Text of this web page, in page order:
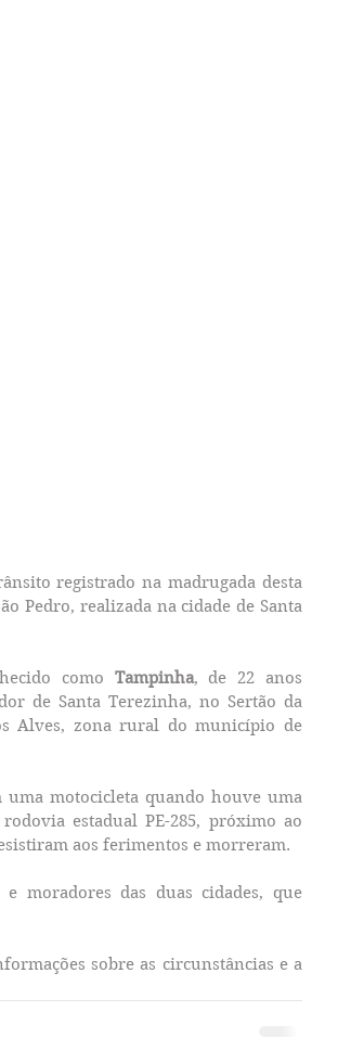
registrado na madrugada desta
Pedro, realizada na cidade de Santa
como Tampinha, de 22 anos
de Santa Terezinha, no Sertão da
Alves, zona rural do município de
motocicleta quando houve uma
estadual PE-285, próximo ao
aos ferimentos e morreram.
moradores das duas cidades, que
sobre as circunstâncias e a